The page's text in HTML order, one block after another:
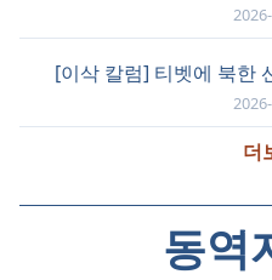
[이삭 칼럼] 티벳에 북한
더
동역